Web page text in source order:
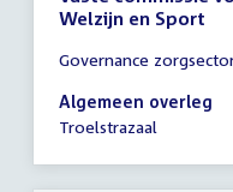
Welzijn en Sport
vergadering
14:30
-
uur
Governance
Algemeen overleg
Troelstrazaal